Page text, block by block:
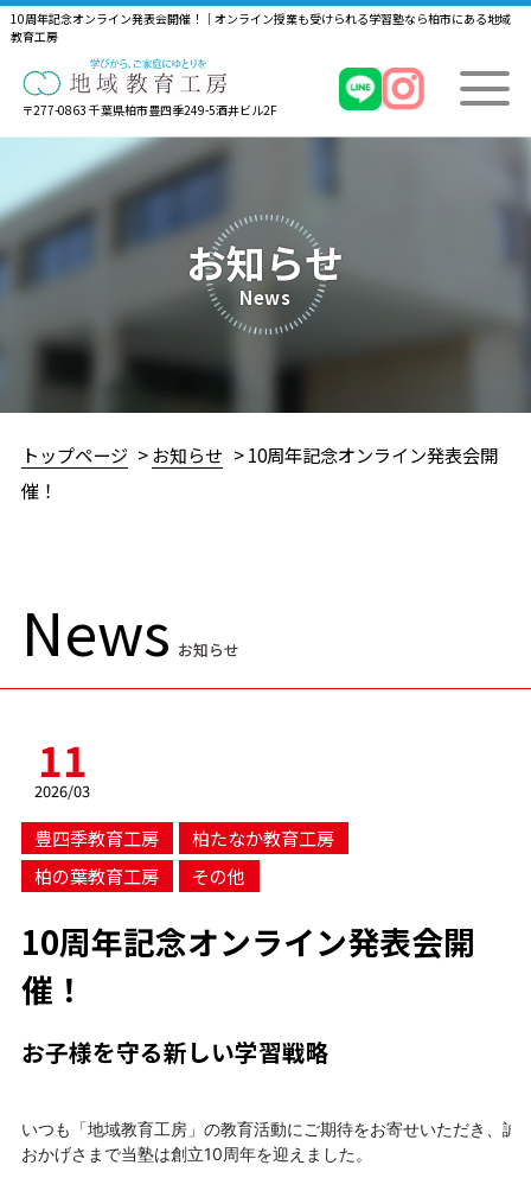
10周年記念オンライン発表会開催！｜オンライン授業も受けられる学習塾なら柏市にある地域
教育工房
〒277-0863 千葉県柏市豊四季249-5酒井ビル2F
お知らせ
News
トップページ お知らせ
10周年記念オンライン発表会開
催！
News お知らせ
11
2026/03
豊四季教育工房
柏たなか教育工房
柏の葉教育工房
その他
10周年記念オンライン発表会開
催！
お子様を守る新しい学習戦略
いつも「地域教育工房」の教育活動にご期待をお寄せいただき、誠
おかげさまで当塾は創立10周年を迎えました。